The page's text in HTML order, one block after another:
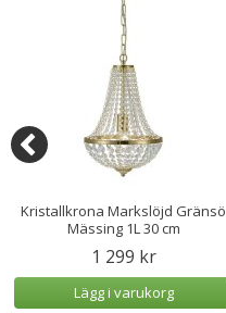
Kristallkrona Markslöjd Gränsö
Mässing 1L 30 cm
1 299 kr
Lägg i varukorg